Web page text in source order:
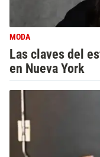
MODA
Las claves del
en Nueva York